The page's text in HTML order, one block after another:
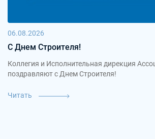
06.08.2026
С Днем Строителя!
Коллегия и Исполнительная дирекция
поздравляют с Днем Строителя!
Читать